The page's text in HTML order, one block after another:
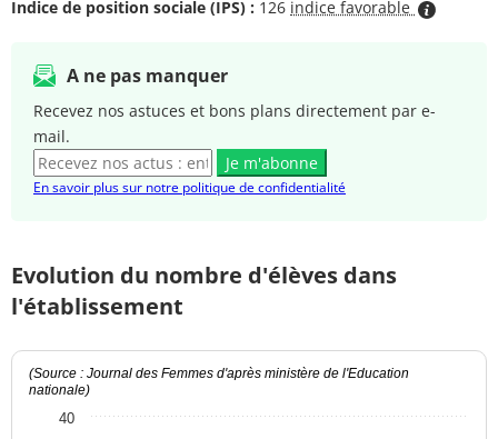
Indice de position sociale (IPS) : 126 indice favorable
A ne pas manquer
Recevez nos astuces et bons plans directement par e-
mail.
Je m'abonne
En savoir plus sur notre politique de confidentialité
Evolution du nombre d'élèves dans
l'établissement
(Source : Journal des Femmes d'après ministère de l'Education
nationale)
40